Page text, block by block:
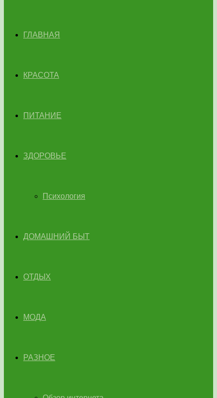
ГЛАВНАЯ
КРАСОТА
ПИТАНИЕ
ЗДОРОВЬЕ
Психология
ДОМАШНИЙ БЫТ
ОТДЫХ
МОДА
РАЗНОЕ